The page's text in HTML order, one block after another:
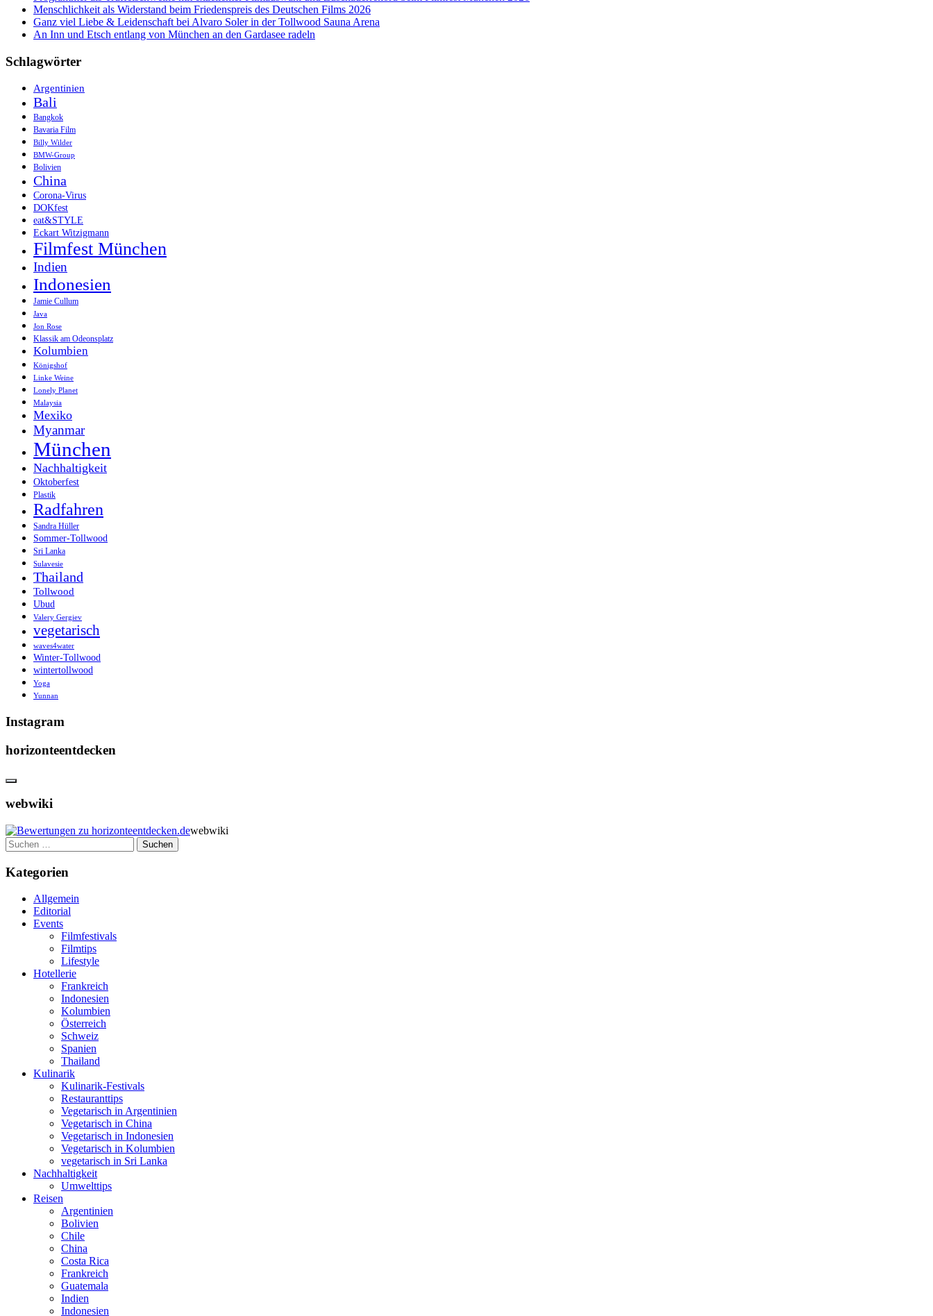
Menschlichkeit als Widerstand beim Friedenspreis des Deutschen Films 2026
Ganz viel Liebe & Leidenschaft bei Alvaro Soler in der Tollwood Sauna Arena
An Inn und Etsch entlang von München an den Gardasee radeln
Schlagwörter
Argentinien
Bali
Bangkok
Bavaria Film
Billy Wilder
BMW-Group
Bolivien
China
Corona-Virus
DOKfest
eat&STYLE
Eckart Witzigmann
Filmfest München
Indien
Indonesien
Jamie Cullum
Java
Jon Rose
Klassik am Odeonsplatz
Kolumbien
Königshof
Linke Weine
Lonely Planet
Malaysia
Mexiko
Myanmar
München
Nachhaltigkeit
Oktoberfest
Plastik
Radfahren
Sandra Hüller
Sommer-Tollwood
Sri Lanka
Sulavesie
Thailand
Tollwood
Ubud
Valery Gergiev
vegetarisch
waves4water
Winter-Tollwood
wintertollwood
Yoga
Yunnan
Instagram
horizonteentdecken
webwiki
webwiki
Suchen
nach:
Kategorien
Allgemein
Editorial
Events
Filmfestivals
Filmtips
Lifestyle
Hotellerie
Frankreich
Indonesien
Kolumbien
Österreich
Schweiz
Spanien
Thailand
Kulinarik
Kulinarik-Festivals
Restauranttips
Vegetarisch in Argentinien
Vegetarisch in China
Vegetarisch in Indonesien
Vegetarisch in Kolumbien
vegetarisch in Sri Lanka
Nachhaltigkeit
Umwelttips
Reisen
Argentinien
Bolivien
Chile
China
Costa Rica
Frankreich
Guatemala
Indien
Indonesien